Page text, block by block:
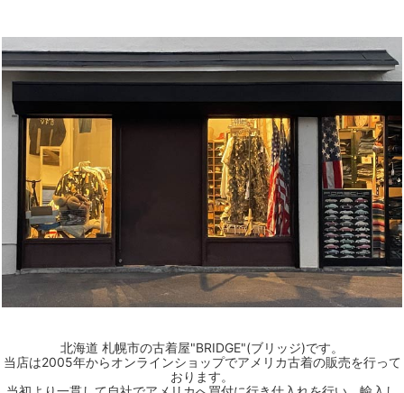
北海道 札幌市の古着屋"BRIDGE"(ブリッジ)です。
当店は2005年からオンラインショップでアメリカ古着の販売を行って
おります。